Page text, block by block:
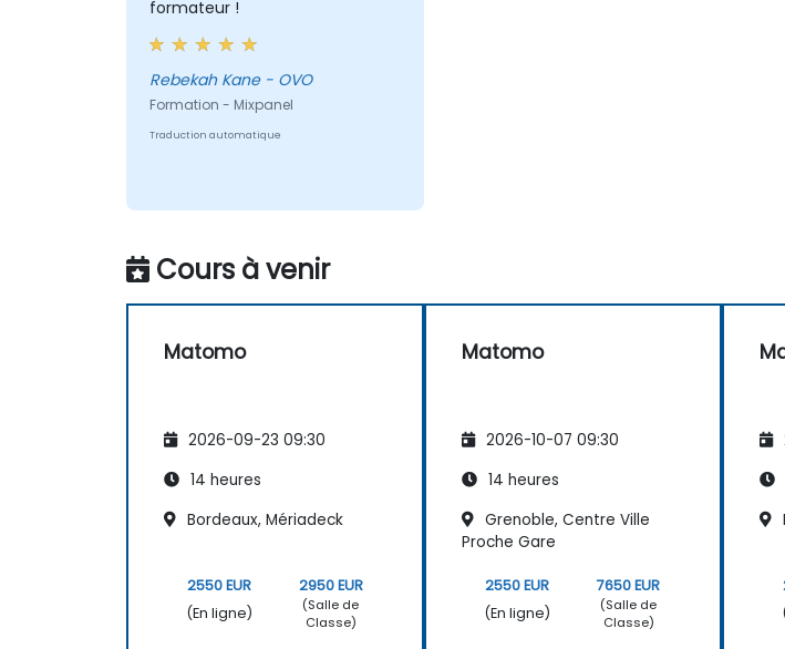
formateur !
Rebekah Kane - OVO
Formation - Mixpanel
Traduction automatique
Cours à venir
Matomo
2026-09-23 09:30
14 heures
Bordeaux, Mériadeck
2550 EUR
(En ligne)
2950 EUR
(Salle de
Classe)
Matomo
2026-10-07 09:30
14 heures
Grenoble, Centre Ville
Proche Gare
2550 EUR
(En ligne)
7650 EUR
(Salle de
Classe)